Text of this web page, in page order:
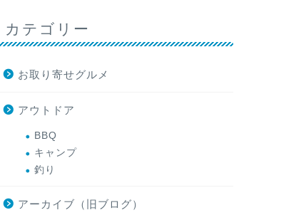
カテゴリー
お取り寄せグルメ
アウトドア
BBQ
キャンプ
釣り
アーカイブ（旧ブログ）